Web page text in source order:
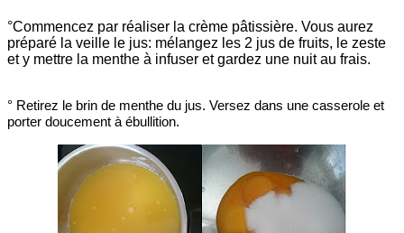
°Commencez par réaliser la crème pâtissière. Vous aurez
préparé la veille le jus: mélangez les 2 jus de fruits, le zeste
et y mettre la menthe à infuser et gardez une nuit au frais.
° Retirez le brin de menthe du jus. Versez dans une casserole et
porter doucement à ébullition.